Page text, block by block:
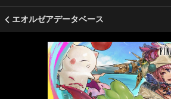
エオルゼアデータベース